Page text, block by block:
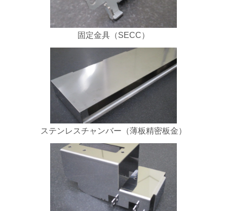
固定金具（SECC）
ステンレスチャンバー（薄板精密板金）